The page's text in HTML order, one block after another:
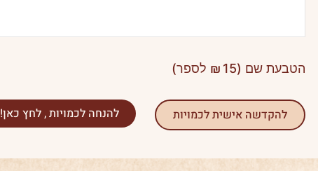
הטבעת שם ( ₪ 15 לספר)
להקדשה אישית לכמויות להנחה לכמויות , לחץ כאן!